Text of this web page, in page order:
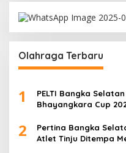
Olahraga Terbaru
1
PELTI Bangka
Bhayangkara Cup
2
Pertina Bangka
Atlet Tinju Ditempa